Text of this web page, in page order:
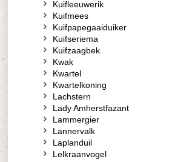
Kuifleeuwerik
Kuifmees
Kuifpapegaaiduiker
Kuifseriema
Kuifzaagbek
Kwak
Kwartel
Kwartelkoning
Lachstern
Lady Amherstfazant
Lammergier
Lannervalk
Laplanduil
Lelkraanvogel